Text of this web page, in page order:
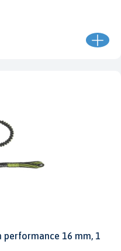
performance 16 mm, 1